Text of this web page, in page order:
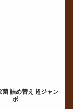
菌 詰め替え 超ジャン
ボ